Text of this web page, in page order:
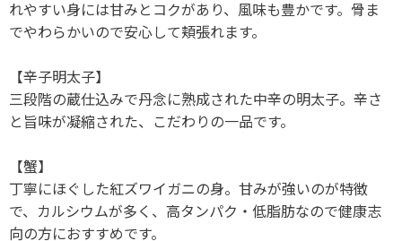
れやすい身には甘みとコクがあり、風味も豊かです。骨ま
でやわらかいので安心して頬張れます。
【辛子明太子】
三段階の蔵仕込みで丹念に熟成された中辛の明太子。辛さ
と旨味が凝縮された、こだわりの一品です。
【蟹】
丁寧にほぐした紅ズワイガニの身。甘みが強いのが特徴
で、カルシウムが多く、高タンパク・低脂肪なので健康志
向の方におすすめです。